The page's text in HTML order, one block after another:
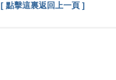
[ 點擊這裏返回上一頁 ]